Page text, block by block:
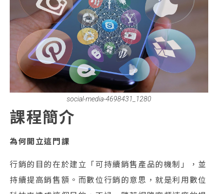
social-media-4698431_1280
課程簡介
為何開立這門課
行銷的目的在於建立「可持續銷售產品的機制」，並
持續提高銷售額。而數位行銷的意思，就是利用數位